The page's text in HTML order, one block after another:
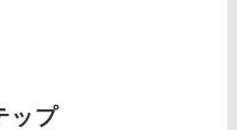
ップ